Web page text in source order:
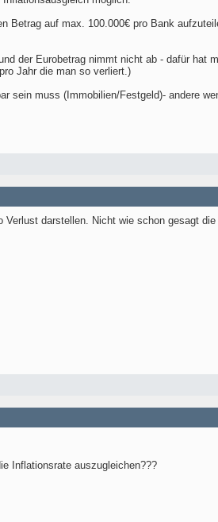
Betrag auf max. 100.000€ pro Bank
der Eurobetrag nimmt nicht ab - dafür hat
Jahr die man so verliert.)
sein muss (Immobilien/Festgeld)- andere
Verlust darstellen. Nicht wie schon gesagt
Inflationsrate auszugleichen???